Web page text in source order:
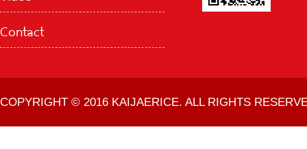
Contact
COPYRIGHT © 2016 KAIJAERICE. ALL RIGHTS